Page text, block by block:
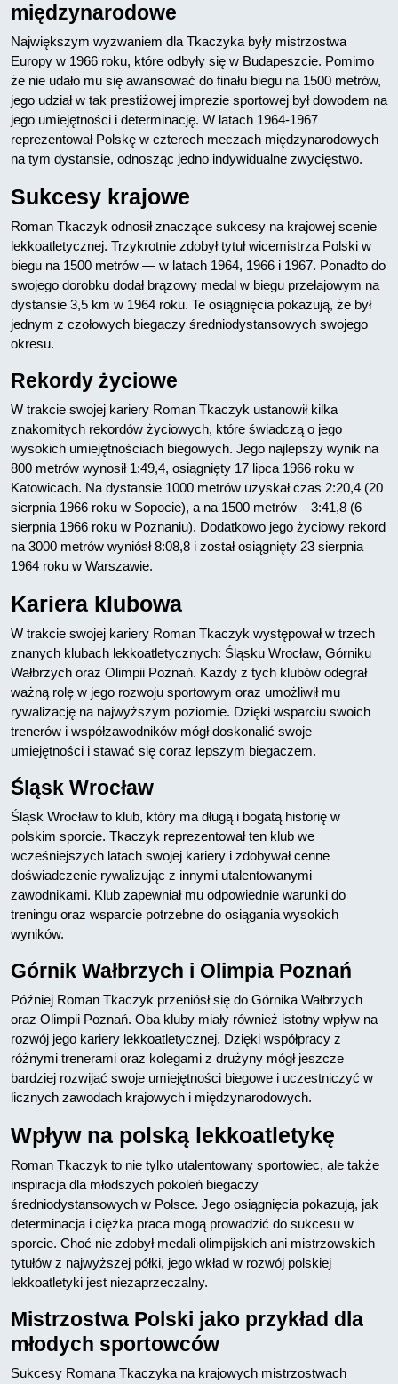
międzynarodowe
Największym wyzwaniem dla Tkaczyka były mistrzostwa
Europy w 1966 roku, które odbyły się w Budapeszcie. Pomimo
że nie udało mu się awansować do finału biegu na 1500 metrów,
jego udział w tak prestiżowej imprezie sportowej był dowodem na
jego umiejętności i determinację. W latach 1964-1967
reprezentował Polskę w czterech meczach międzynarodowych
na tym dystansie, odnosząc jedno indywidualne zwycięstwo.
Sukcesy krajowe
Roman Tkaczyk odnosił znaczące sukcesy na krajowej scenie
lekkoatletycznej. Trzykrotnie zdobył tytuł wicemistrza Polski w
biegu na 1500 metrów — w latach 1964, 1966 i 1967. Ponadto do
swojego dorobku dodał brązowy medal w biegu przełajowym na
dystansie 3,5 km w 1964 roku. Te osiągnięcia pokazują, że był
jednym z czołowych biegaczy średniodystansowych swojego
okresu.
Rekordy życiowe
W trakcie swojej kariery Roman Tkaczyk ustanowił kilka
znakomitych rekordów życiowych, które świadczą o jego
wysokich umiejętnościach biegowych. Jego najlepszy wynik na
800 metrów wynosił 1:49,4, osiągnięty 17 lipca 1966 roku w
Katowicach. Na dystansie 1000 metrów uzyskał czas 2:20,4 (20
sierpnia 1966 roku w Sopocie), a na 1500 metrów – 3:41,8 (6
sierpnia 1966 roku w Poznaniu). Dodatkowo jego życiowy rekord
na 3000 metrów wyniósł 8:08,8 i został osiągnięty 23 sierpnia
1964 roku w Warszawie.
Kariera klubowa
W trakcie swojej kariery Roman Tkaczyk występował w trzech
znanych klubach lekkoatletycznych: Śląsku Wrocław, Górniku
Wałbrzych oraz Olimpii Poznań. Każdy z tych klubów odegrał
ważną rolę w jego rozwoju sportowym oraz umożliwił mu
rywalizację na najwyższym poziomie. Dzięki wsparciu swoich
trenerów i współzawodników mógł doskonalić swoje
umiejętności i stawać się coraz lepszym biegaczem.
Śląsk Wrocław
Śląsk Wrocław to klub, który ma długą i bogatą historię w
polskim sporcie. Tkaczyk reprezentował ten klub we
wcześniejszych latach swojej kariery i zdobywał cenne
doświadczenie rywalizując z innymi utalentowanymi
zawodnikami. Klub zapewniał mu odpowiednie warunki do
treningu oraz wsparcie potrzebne do osiągania wysokich
wyników.
Górnik Wałbrzych i Olimpia Poznań
Później Roman Tkaczyk przeniósł się do Górnika Wałbrzych
oraz Olimpii Poznań. Oba kluby miały również istotny wpływ na
rozwój jego kariery lekkoatletycznej. Dzięki współpracy z
różnymi trenerami oraz kolegami z drużyny mógł jeszcze
bardziej rozwijać swoje umiejętności biegowe i uczestniczyć w
licznych zawodach krajowych i międzynarodowych.
Wpływ na polską lekkoatletykę
Roman Tkaczyk to nie tylko utalentowany sportowiec, ale także
inspiracja dla młodszych pokoleń biegaczy
średniodystansowych w Polsce. Jego osiągnięcia pokazują, jak
determinacja i ciężka praca mogą prowadzić do sukcesu w
sporcie. Choć nie zdobył medali olimpijskich ani mistrzowskich
tytułów z najwyższej półki, jego wkład w rozwój polskiej
lekkoatletyki jest niezaprzeczalny.
Mistrzostwa Polski jako przykład dla
młodych sportowców
Sukcesy Romana Tkaczyka na krajowych mistrzostwach